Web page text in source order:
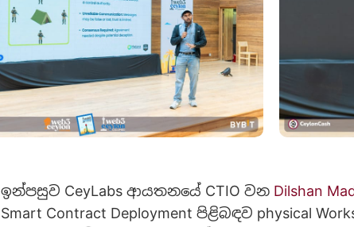
ඉන්පසු​ව CeyLabs ආයතනයේ CTIO වන Dilshan
Smart Contract Deployment පිළිබඳව physical